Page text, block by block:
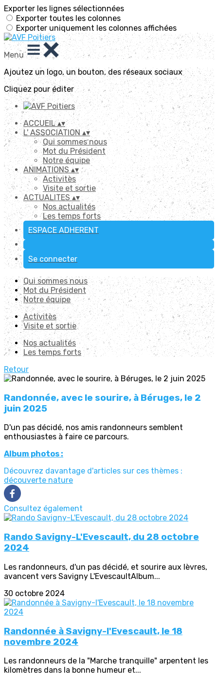
Exporter les lignes sélectionnées
Exporter toutes les colonnes
Exporter uniquement les colonnes affichées
Menu
Ajoutez un logo, un bouton, des réseaux sociaux
Cliquez pour éditer
ACCUEIL▴▾
L' ASSOCIATION▴▾
Qui sommes nous
Mot du Président
Notre équipe
ANIMATIONS▴▾
Activitès
Visite et sortie
ACTUALITES ▴▾
Nos actualités
Les temps forts
ESPACE ADHERENT
Se connecter
Qui sommes nous
Mot du Président
Notre équipe
Activitès
Visite et sortie
Nos actualités
Les temps forts
Retour
Randonnée, avec le sourire, à Béruges, le 2
juin 2025
D'un pas décidé, nos amis randonneurs semblent
enthousiastes à faire ce parcours.
Album photos :
Découvrez davantage d'articles sur ces thèmes :
découverte nature
Consultez également
Rando Savigny-L'Evescault, du 28 octobre
2024
Les randonneurs, d'un pas décidé, et sourire aux lèvres,
avancent vers Savigny L'EvescaultAlbum...
30 octobre 2024
Randonnée à Savigny-l'Evescault, le 18
novembre 2024
Les randonneurs de la "Marche tranquille" arpentent les
kilomètres dans la bonne humeur et...